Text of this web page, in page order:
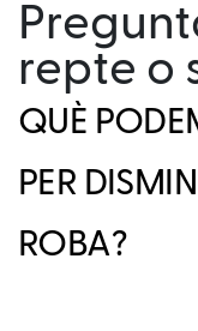
repte o
QUÈ
PER
ROBA?